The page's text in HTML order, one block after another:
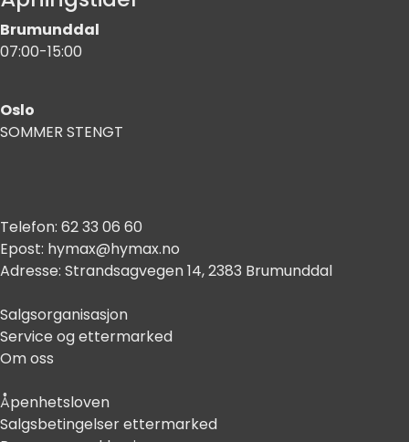
Brumunddal
07:00-15:00
Oslo
SOMMER STENGT
Telefon: 62 33 06 60
Epost: hymax@hymax.no
Adresse: Strandsagvegen 14, 2383 Brumunddal
Salgsorganisasjon
Service og ettermarked
Om oss
Åpenhetsloven
Salgsbetingelser ettermarked